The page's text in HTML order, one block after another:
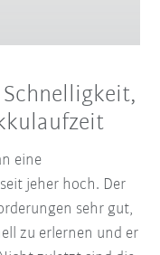
eine
jeher hoch. Der
sehr gut,
zu erlernen und er